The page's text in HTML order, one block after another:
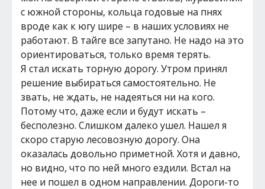
с южной стороны, кольца годовые на пнях
вроде как к югу шире – в наших условиях не
работают. В тайге все запутано. Не надо на это
ориентироваться, только время терять.
Я стал искать торную дорогу. Утром принял
решение выбираться самостоятельно. Не
звать, не ждать, не надеяться ни на кого.
Потому что, даже если и будут искать –
бесполезно. Слишком далеко ушел. Нашел я
скоро старую лесовозную дорогу. Она
оказалась довольно приметной. Хотя и давно,
но видно, что по ней много ездили. Встал на
нее и пошел в одном направлении. Дороги-то